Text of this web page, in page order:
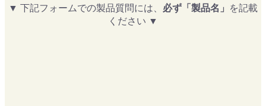
▼ 下記フォームでの製品質問には、 必ず「製品名」 を記載
ください ▼